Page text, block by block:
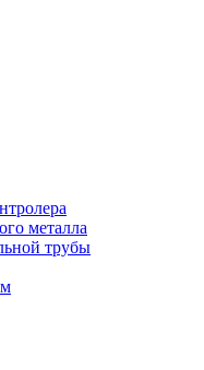
металла
трубы